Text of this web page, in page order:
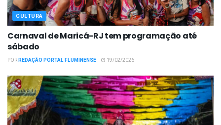
CULTURA
Carnaval de Maricá-RJ tem programação até
sábado
PORREDAÇÃO PORTAL FLUMINENSE 19/02/2026